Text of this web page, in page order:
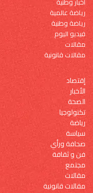
رياضة عالمية
رياضة وطنية
فيديو اليوم
مقالات
مقالات قانونية
إقتصاد
الأخبار
الصحة
تكنولوجيا
رياضة
سياسة
صحافة ورأي
فن و ثقافة
مجتمع
مقالات
مقالات قانونية